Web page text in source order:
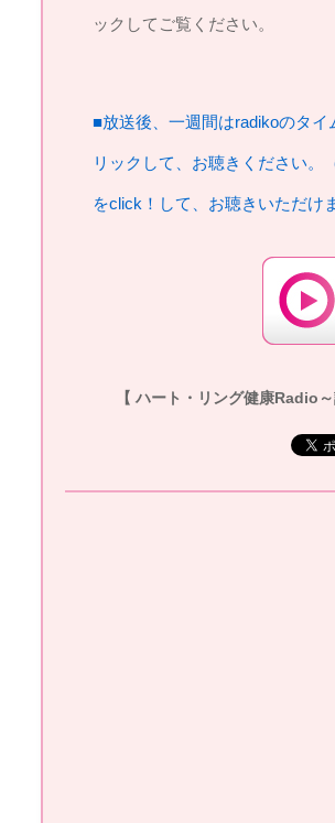
ックしてご覧ください。
■放送後、一週間はradikoのタ
リックして、お聴きください。
をclick！して、お聴きいただけ
【 ハート・リング健康Radio